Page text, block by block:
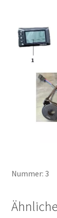
Nummer: 3